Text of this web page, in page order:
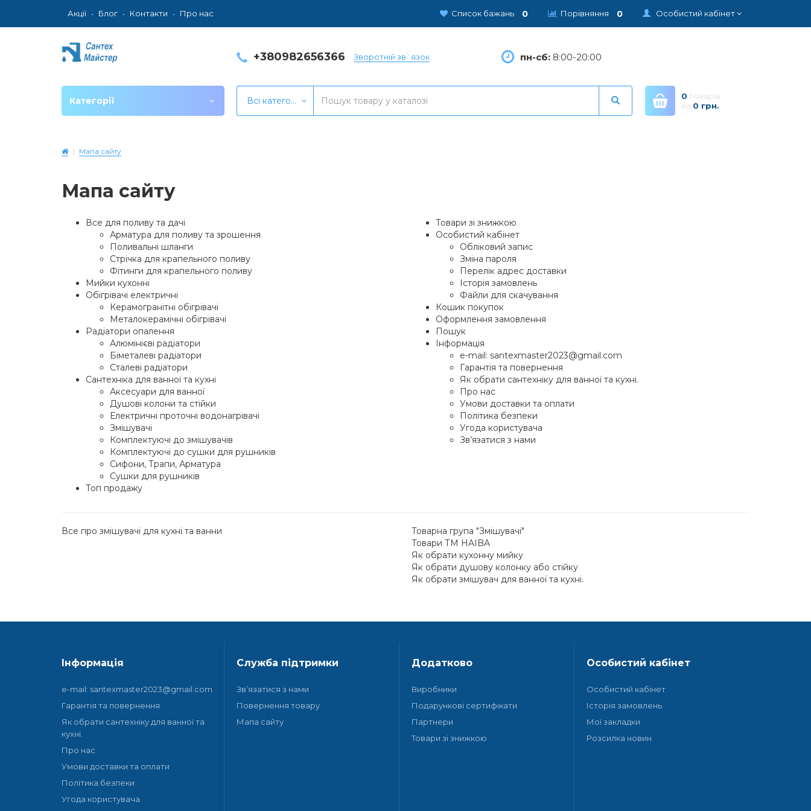
Акції Блог Контакти Про нас Особистий кабінет
Список бажань 0 Порівняння 0
+380982656366 Зворотній зв`язок пн-сб:8:00-20:00
Всі категорії 0 товарів,
на 0 грн.
Категорії
Мапа сайту
Мапа сайту
Все для поливу та дачі
Арматура для поливу та зрошення
Поливальні шланги
Стрічка для крапельного поливу
Фітинги для крапельного поливу
Мийки кухонні
Обігрівачі електричні
Керамогранітні обігрівачі
Металокерамічні обігрівачі
Радіатори опалення
Алюмінієві радіатори
Біметалеві радіатори
Сталеві радіатори
Сантехніка для ванної та кухні
Аксесуари для ванної
Душові колони та стійки
Електричні проточні водонагрівачі
Змішувачі
Комплектуючі до змішувачів
Комплектуючі до сушки для рушників
Сифони, Трапи, Арматура
Сушки для рушників
Топ продажу
Товари зі знижкою
Особистий кабінет
Обліковий запис
Зміна пароля
Перелік адрес доставки
Історія замовлень
Файли для скачування
Кошик покупок
Оформлення замовлення
Пошук
Інформація
e-mail: santexmaster2023@gmail.com
Гарантія та повернення
Як обрати сантехніку для ванної та кухні.
Про нас
Умови доставки та оплати
Політика безпеки
Угода користувача
Зв’язатися з нами
Все про змішувачі для кухні та ванни
Товарна група "Змішувачі"
Товари ТМ HAIBA
Як обрати кухонну мийку
Як обрати душову колонку або стійку
Як обрати змішувач для ванної та кухні.
Інформація
e-mail: santexmaster2023@gmail.com
Гарантія та повернення
Як обрати сантехніку для ванної та
кухні.
Про нас
Умови доставки та оплати
Політика безпеки
Угода користувача
Служба підтримки
Зв’язатися з нами
Повернення товару
Мапа сайту
Додатково
Виробники
Подарункові сертифікати
Партнери
Товари зі знижкою
Особистий кабінет
Особистий кабінет
Історія замовлень
Мої закладки
Розсилка новин